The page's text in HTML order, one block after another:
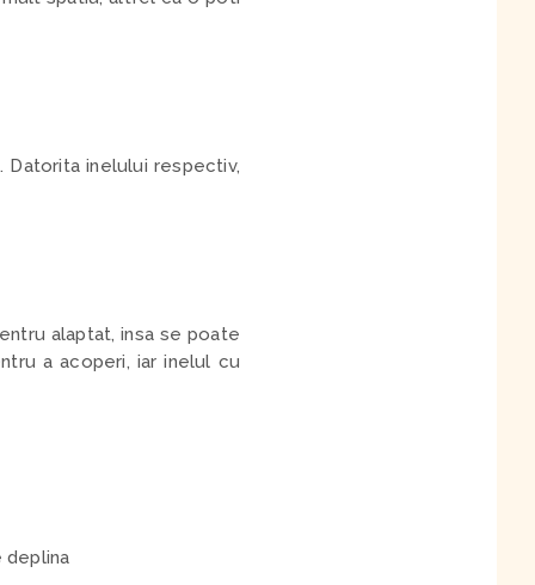
inelului respectiv,
alaptat, insa se poate
a acoperi, iar inelul cu
deplina